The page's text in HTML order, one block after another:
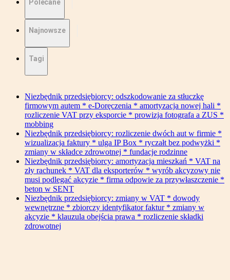
Polecane
Najnowsze
Tagi
Niezbędnik przedsiębiorcy: odszkodowanie za stłuczkę
firmowym autem * e-Doręczenia * amortyzacja nowej hali *
rozliczenie VAT przy eksporcie * prowizja fotografa a ZUS *
mobbing
Niezbędnik przedsiębiorcy: rozliczenie dwóch aut w firmie *
wizualizacja faktury * ulga IP Box * ryczałt bez podwyżki *
zmiany w składce zdrowotnej * fundacje rodzinne
Niezbędnik przedsiębiorcy: amortyzacja mieszkań * VAT na
zły rachunek * VAT dla eksporterów * wyrób akcyzowy nie
musi podlegać akcyzie * firma odpowie za przywłaszczenie *
beton w SENT
Niezbędnik przedsiębiorcy: zmiany w VAT * dowody
wewnętrzne * zbiorczy identyfikator faktur * zmiany w
akcyzie * klauzula obejścia prawa * rozliczenie składki
zdrowotnej